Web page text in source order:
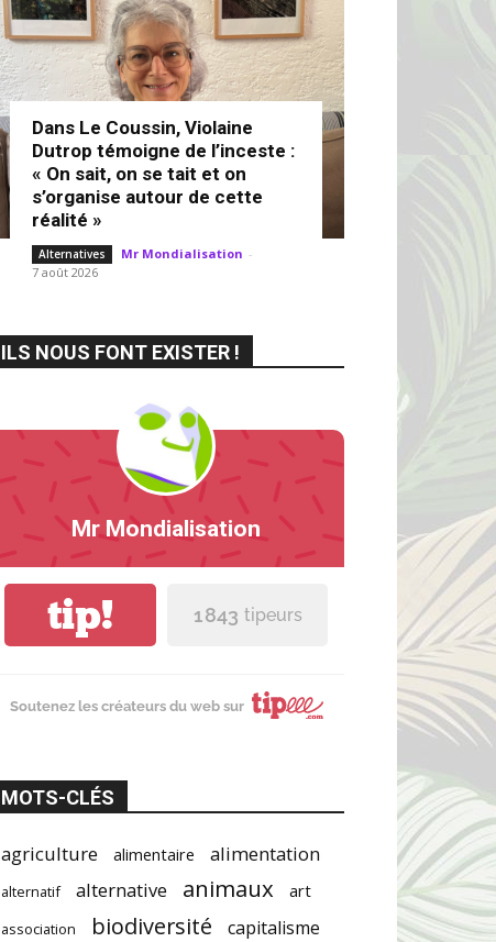
Dans Le Coussin, Violaine
Dutrop témoigne de l’inceste :
« On sait, on se tait et on
s’organise autour de cette
réalité »
Alternatives Mr Mondialisation -
7 août 2026
ILS NOUS FONT EXISTER !
Mr Mondialisation
tip! 1 843 tipeurs
Soutenez les créateurs du web sur
MOTS-CLÉS
agriculture alimentaire alimentation
alternatif alternative animaux art
association biodiversité capitalisme